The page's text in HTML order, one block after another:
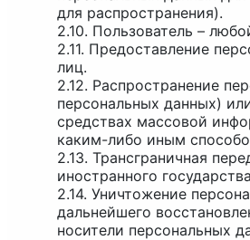
для распространения).
2.10. Пользователь –
2.11. Предоставление
лиц.
2.12. Распространение
персональных данных)
средствах массовой
каким-либо иным
2.13. Трансграничная
иностранного
2.14. Уничтожение
дальнейшего
носители персональных